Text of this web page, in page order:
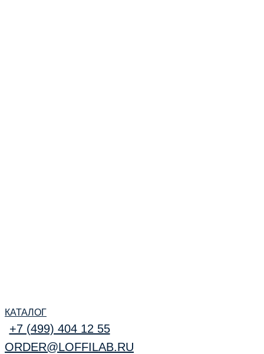
КАТАЛОГ
+7 (499) 404 12 55
ORDER@LOFFILAB.RU